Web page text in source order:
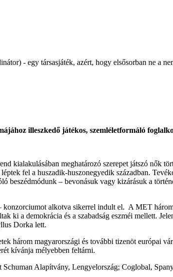
- egy társasjáték, azért, hogy elsősorban ne a
illeszkedő játékos, szemléletformáló
kialakulásában meghatározó szerepet játszó nők
fel a huszadik-huszonegyedik században.
beszédmódunk – bevonásuk vagy kizárásuk a
konzorciumot alkotva sikerrel indult el. A MET
ki a demokrácia és a szabadság eszméi mellett.
Dorka lett.
három magyarországi és további tizenöt európai
kívánja mélyebben feltárni.
Alapítvány, Lengyelország; Coglobal,